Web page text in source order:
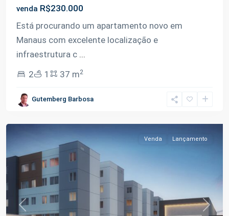
venda R$230.000
Está procurando um apartamento novo em
Manaus com excelente localização e
infraestrutura c ...
2
1 37 m2
Gutemberg Barbosa
Açu ,
Previous Next
Venda Lançamento